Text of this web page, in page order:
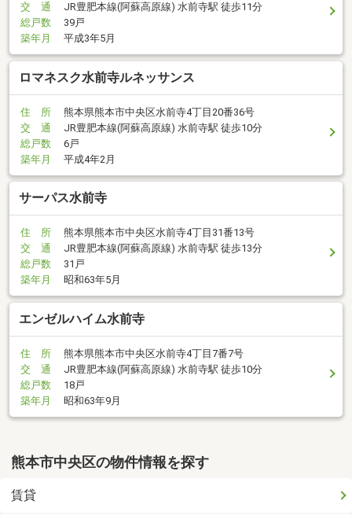
交 通
JR豊肥本線(阿蘇高原線) 水前寺駅 徒歩11分
総戸数
39戸
築年月
平成3年5月
ロマネスク水前寺ルネッサンス
住 所
熊本県熊本市中央区水前寺4丁目20番36号
交 通
JR豊肥本線(阿蘇高原線) 水前寺駅 徒歩10分
総戸数
6戸
築年月
平成4年2月
サーパス水前寺
住 所
熊本県熊本市中央区水前寺4丁目31番13号
交 通
JR豊肥本線(阿蘇高原線) 水前寺駅 徒歩13分
総戸数
31戸
築年月
昭和63年5月
エンゼルハイム水前寺
住 所
熊本県熊本市中央区水前寺4丁目7番7号
交 通
JR豊肥本線(阿蘇高原線) 水前寺駅 徒歩10分
総戸数
18戸
築年月
昭和63年9月
熊本市中央区の物件情報を探す
賃貸